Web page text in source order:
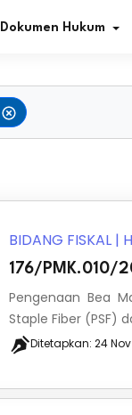
Dokumen Hukum
BIDANG FISKAL |
176/PMK.010/
Pengenaan Bea
Staple Fiber (PSF)
Ditetapkan:24